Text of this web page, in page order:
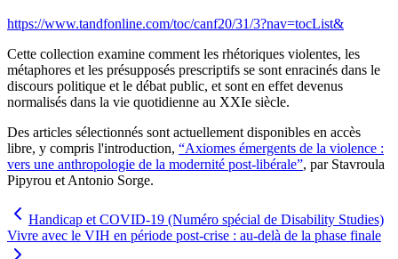
https://www.tandfonline.com/toc/canf20/31/3?nav=tocList&
Cette collection examine comment les rhétoriques violentes, les
métaphores et les présupposés prescriptifs se sont enracinés dans le
discours politique et le débat public, et sont en effet devenus
normalisés dans la vie quotidienne au XXIe siècle.
Des articles sélectionnés sont actuellement disponibles en accès
libre, y compris l'introduction, “Axiomes émergents de la violence :
vers une anthropologie de la modernité post-libérale”, par Stavroula
Pipyrou et Antonio Sorge.
Handicap et COVID-19 (Numéro spécial de Disability Studies)
Vivre avec le VIH en période post-crise : au-delà de la phase finale